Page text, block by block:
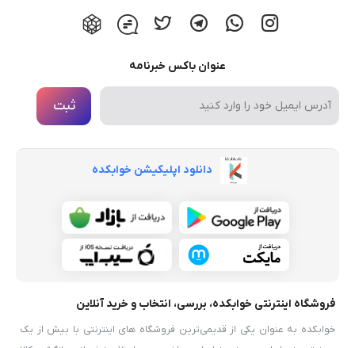
عنوان باکس خبرنامه
ثبت
دانلود اپلیکیشن خوابکده
فروشگاه اینترنتی خوابکده، بررسی، انتخاب و خرید آنلاین
خوابکده به عنوان یکی از قدیمی‌ترین فروشگاه های اینترنتی با بیش از یک